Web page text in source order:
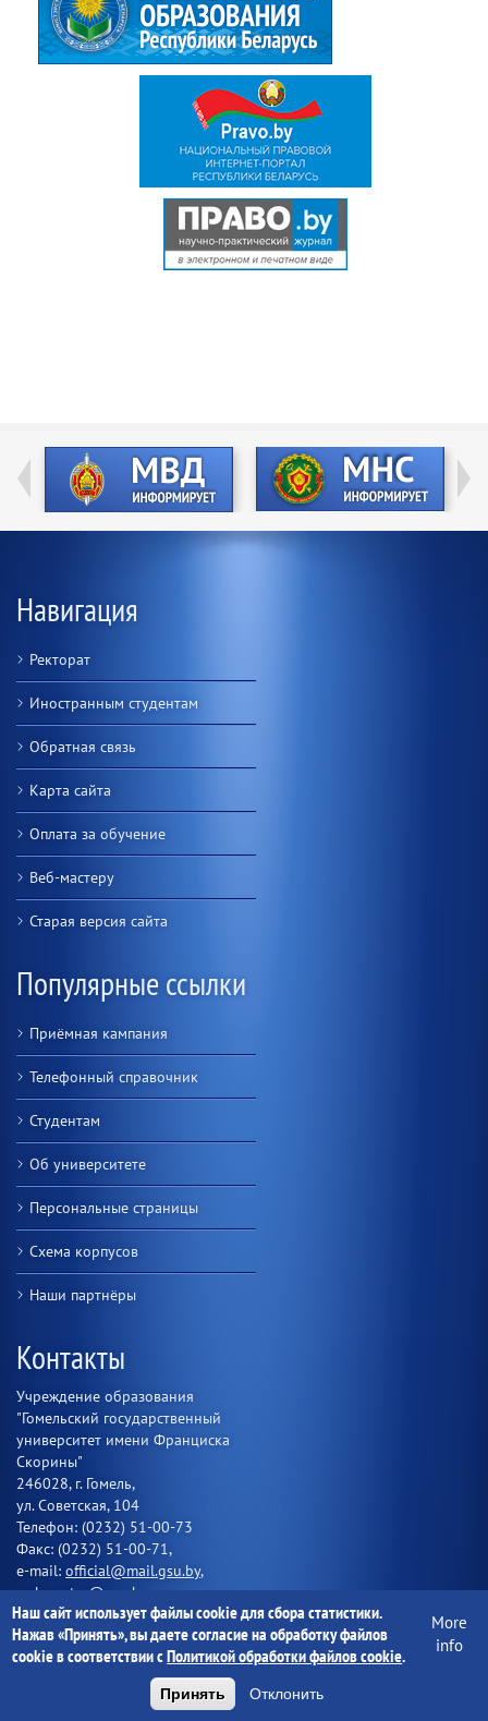
Навигация
Ректорат
Иностранным студентам
Обратная связь
Карта сайта
Оплата за обучение
Веб-мастеру
Старая версия сайта
Популярные ссылки
Приёмная кампания
Телефонный справочник
Студентам
Об университете
Персональные страницы
Схема корпусов
Наши партнёры
Контакты
Учреждение образования
"Гомельский государственный
университет имени Франциска
Скорины"
246028, г. Гомель,
ул. Советская, 104
Телефон: (0232) 51-00-73
Факс: (0232) 51-00-71,
e-mail: official@mail.gsu.by,
webmaster@gsu.by
Присоединяйтесь
Наш сайт использует файлы cookie для сбора статистики.
Нажав «Принять», вы даете согласие на обработку файлов
cookie в соответствии сПолитикой обработки файлов cookie.
More
info
Принять Отклонить